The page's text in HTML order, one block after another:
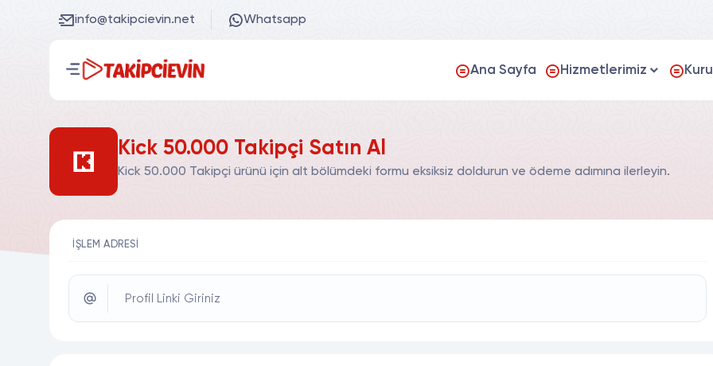
info@takipcievin.net Whatsapp
Ana Sayfa Hizmetlerimiz
Kick 50.000 Takipçi Satın Al
Kick 50.000 Takipçi ürünü için alt bölümdeki formu eksiksiz doldurun ve ödeme adımına ilerleyin.
İŞLEM ADRESI
Profil Linki Giriniz